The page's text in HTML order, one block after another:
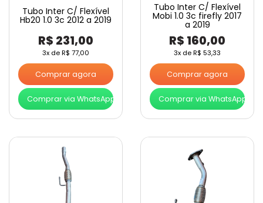
Tubo Inter C/ Flexível
Hb20 1.0 3c 2012 a 2019
R$ 231,00
3x deR$ 77,00
Comprar agora
Comprar via WhatsApp
Tubo Inter C/ Flexível
Mobi 1.0 3c firefly 2017
a 2019
R$ 160,00
3x deR$ 53,33
Comprar agora
Comprar via WhatsApp